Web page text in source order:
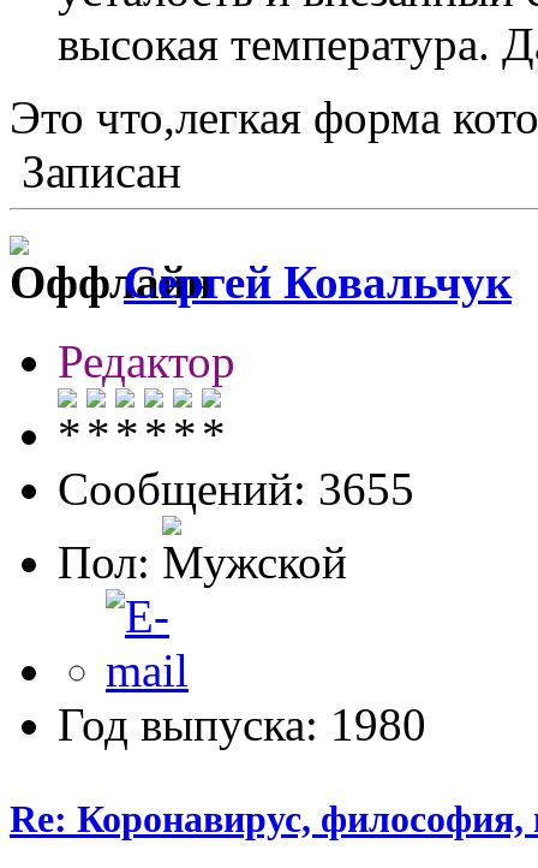
высокая температура.
Это что,легкая форма
Записан
Сергей Ковальчук
Редактор
Сообщений: 3655
Пол:
Год выпуска: 1980
Re: Коронавирус, философия,